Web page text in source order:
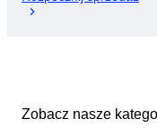
Zobacz nasze